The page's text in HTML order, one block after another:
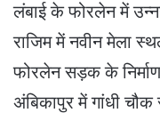
लंबाई के फोरलेन में
राजिम में नवीन मेला
फोरलेन सड़क के
अंबिकापुर में गांधी